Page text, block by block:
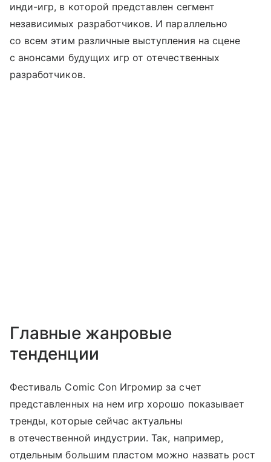
инди-игр, в которой представлен сегмент
независимых разработчиков. И параллельно
со всем этим различные выступления на сцене
с анонсами будущих игр от отечественных
разработчиков.
Главные жанровые
тенденции
Фестиваль Comic Con Игромир за счет
представленных на нем игр хорошо показывает
тренды, которые сейчас актуальны
в отечественной индустрии. Так, например,
отдельным большим пластом можно назвать рост